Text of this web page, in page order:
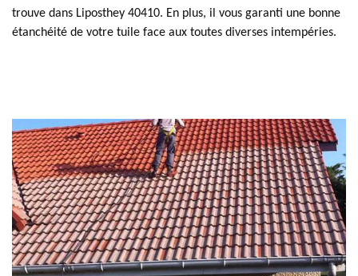
trouve dans Liposthey 40410. En plus, il vous garanti une bonne
étanchéité de votre tuile face aux toutes diverses intempéries.